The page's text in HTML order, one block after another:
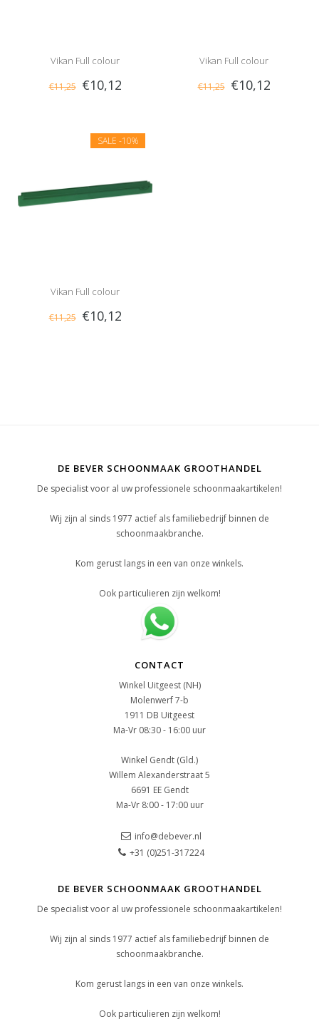
Vikan Full colour
vervangingscassette, 50 cm
€11,25 €10,12
Vikan Full colour
vervangingscassette, 50 cm
€11,25 €10,12
SALE -10%
Vikan Full colour
vervangingscassette, 50 cm
€11,25 €10,12
DE BEVER SCHOONMAAK GROOTHANDEL
De specialist voor al uw professionele schoonmaakartikelen!
Wij zijn al sinds 1977 actief als familiebedrijf binnen de
schoonmaakbranche.
Kom gerust langs in een van onze winkels.
Ook particulieren zijn welkom!
CONTACT
Winkel Uitgeest (NH)
Molenwerf 7-b
1911 DB Uitgeest
Ma-Vr 08:30 - 16:00 uur
Winkel Gendt (Gld.)
Willem Alexanderstraat 5
6691 EE Gendt
Ma-Vr 8:00 - 17:00 uur
info@debever.nl
+31 (0)251-317224
DE BEVER SCHOONMAAK GROOTHANDEL
De specialist voor al uw professionele schoonmaakartikelen!
Wij zijn al sinds 1977 actief als familiebedrijf binnen de
schoonmaakbranche.
Kom gerust langs in een van onze winkels.
Ook particulieren zijn welkom!